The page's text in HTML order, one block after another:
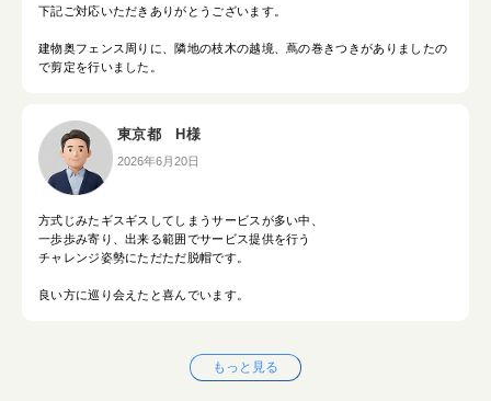
下記ご対応いただきありがとうございます。
建物奥フェンス周りに、隣地の枝木の越境、蔦の巻きつきがありましたの
で剪定を行いました。
東京都 H様
2026年6月20日
方式じみたギスギスしてしまうサービスが多い中、
一歩歩み寄り、出来る範囲でサービス提供を行う
チャレンジ姿勢にただただ脱帽です。
良い方に巡り会えたと喜んでいます。
もっと見る